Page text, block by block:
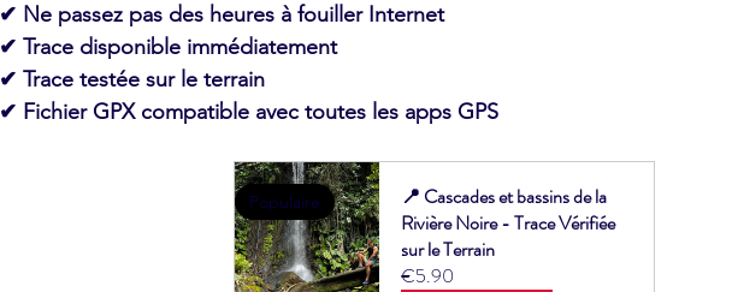
✔ Ne passez pas des heures à fouiller Internet
✔ Trace disponible immédiatement
✔ Trace testée sur le terrain
✔ Fichier GPX compatible avec toutes les apps GPS
Populaire
📍 Cascades et bassins de la
Rivière Noire - Trace Vérifiée
sur le Terrain
€5.90